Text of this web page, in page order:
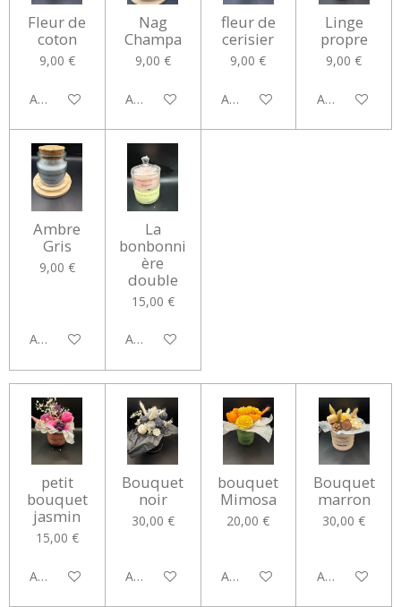
Fleur de
coton
9,00 €
Ajouter au panier
Nag
Champa
9,00 €
Ajouter au panier
fleur de
cerisier
9,00 €
Ajouter au panier
Linge
propre
9,00 €
Ajouter au
Ambre
Gris
9,00 €
Ajouter au panier
La
bonbonni
ère
double
15,00 €
Ajouter au panier
petit
bouquet
jasmin
15,00 €
Ajouter au panier
Bouquet
noir
30,00 €
Ajouter au panier
bouquet
Mimosa
20,00 €
Ajouter au panier
Bouquet
marron
30,00 €
Ajouter au